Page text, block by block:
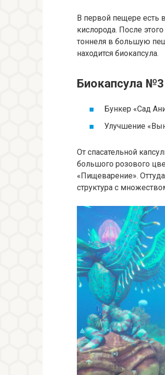
В первой пещере есть
кислорода. После
тоннеля в большую
находится биокапсула.
Биокапсула №3
Бункер «Сад
Улучшение
От спасательной
большого розового
«Пищеварение».
структура с